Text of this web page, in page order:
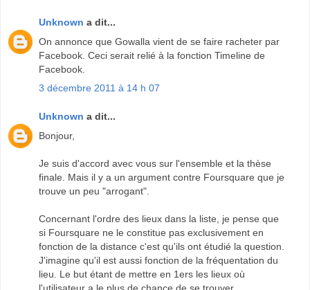
Unknown a dit...
On annonce que Gowalla vient de se faire racheter par
Facebook. Ceci serait relié à la fonction Timeline de
Facebook.
3 décembre 2011 à 14 h 07
Unknown a dit...
Bonjour,
Je suis d'accord avec vous sur l'ensemble et la thèse
finale. Mais il y a un argument contre Foursquare que je
trouve un peu "arrogant".
Concernant l'ordre des lieux dans la liste, je pense que
si Foursquare ne le constitue pas exclusivement en
fonction de la distance c'est qu'ils ont étudié la question.
J'imagine qu'il est aussi fonction de la fréquentation du
lieu. Le but étant de mettre en 1ers les lieux où
l'utilisateur a le plus de chance de se trouver...